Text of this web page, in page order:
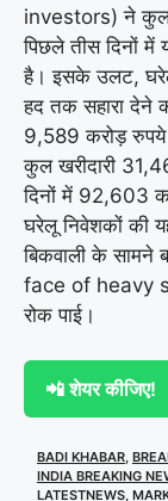
investors) ने
पिछले तीस दिनों
है। इसके उलट,
हद तक सहारा देने
9,589 करोड़ रुपये
कुल खरीदारी
दिनों में 92,603
घरेलू निवेशकों की
बिकवाली के
face of heavy
रोक पाई।
📲 शेयर कीजिए!
BADI KHABAR,
INDIA BREAKING
LATESTNEWS,